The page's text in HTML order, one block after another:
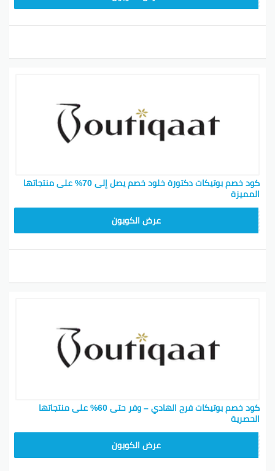
كود خصم بوتيكات دكتورة خلود خصم يصل إلى 70% على منتجاتها
المميزة
عرض الكوبون
كود خصم بوتيكات فرح الهادي – وفر حتى 60% على منتجاتها
الحصرية
عرض الكوبون